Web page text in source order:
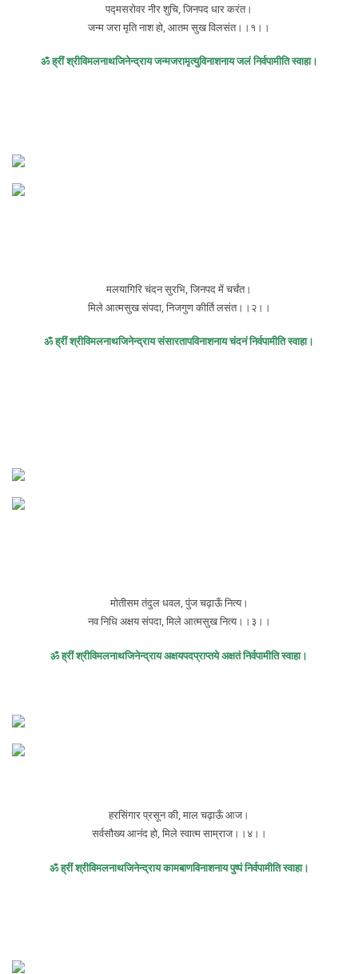
पद्मसरोवर नीर शुचि, जिनपद धार करंत।
जन्म जरा मृति नाश हो, आतम सुख विलसंत।।१।।
ॐ ह्रीं श्रीविमलनाथजिनेन्द्राय जन्मजरामृत्युविनाशनाय जलं निर्वपामीति स्वाहा।
मलयागिरि चंदन सुरभि, जिनपद में चर्चंत।
मिले आत्मसुख संपदा, निजगुण कीर्ति लसंत।।२।।
ॐ ह्रीं श्रीविमलनाथजिनेन्द्राय संसारतापविनाशनाय चंदनं निर्वपामीति स्वाहा।
मोतीसम तंदुल धवल, पुंज चढ़ाऊँ नित्य।
नव निधि अक्षय संपदा, मिले आत्मसुख नित्य।।३।।
ॐ ह्रीं श्रीविमलनाथजिनेन्द्राय अक्षयपदप्राप्तये अक्षतं निर्वपामीति स्वाहा।
हरसिंगार प्रसून की, माल चढ़ाऊँ आज।
सर्वसौख्य आनंद हो, मिले स्वात्म साम्राज।।४।।
ॐ ह्रीं श्रीविमलनाथजिनेन्द्राय कामबाणविनाशनाय पुष्पं निर्वपामीति स्वाहा।